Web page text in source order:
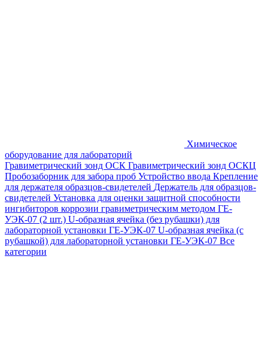
Химическое
оборудование для лабораторий
Гравиметрический зонд ОСК Гравиметрический зонд ОСКЦ
Пробозаборник для забора проб Устройство ввода Крепление
для держателя образцов-свидетелей Держатель для образцов-
свидетелей Установка для оценки защитной способности
ингибиторов коррозии гравиметрическим методом ГЕ-
УЭК-07 (2 шт.) U-образная ячейка (без рубашки) для
лабораторной установки ГЕ-УЭК-07 U-образная ячейка (с
рубашкой) для лабораторной установки ГЕ-УЭК-07 Все
категории